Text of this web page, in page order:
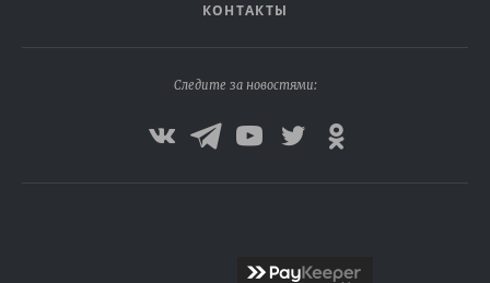
КОНТАКТЫ
Следите за новостями: